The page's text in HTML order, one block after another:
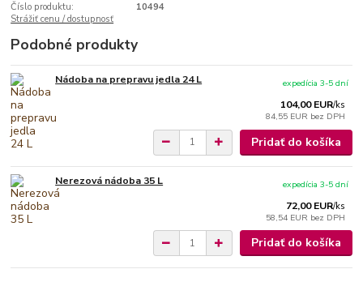
Číslo produktu:
10494
Strážiť cenu / dostupnosť
Podobné produkty
Nádoba na prepravu jedla 24 L
104,00 EUR/ks
84,55 EUR bez DPH
expedícia 3-5 dní
Pridať do košíka
Nerezová nádoba 35 L
72,00 EUR/ks
58,54 EUR bez DPH
expedícia 3-5 dní
Pridať do košíka